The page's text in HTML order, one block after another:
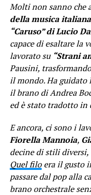
Molti non sanno che
della musica italiana
“Caruso” di Lucio
capace di esaltare la
lavorato su “Strani
Pausini,
il mondo. Ha guidato
il brano di Andrea
ed è stato tradotto in
E ancora, ci sono i
Fiorella Mannoia,
decine di stili
Quel filoera il gusto
passare dal pop alla
brano orchestrale